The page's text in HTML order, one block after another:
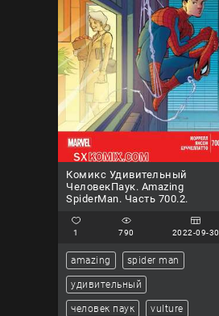
Комикс Удивительный
ЧеловекПаук. Amazing
SpiderMan. Часть 700.2.
1 790 2022-09-30
amazing spider man
удивительный
человек паук vulture